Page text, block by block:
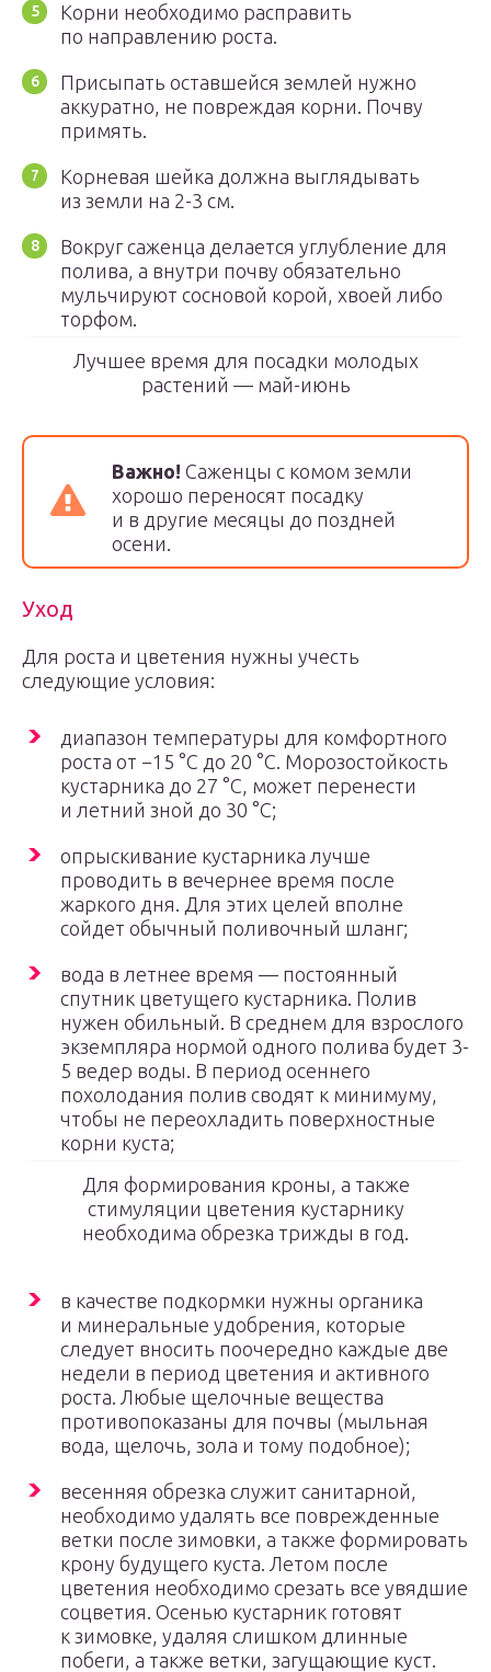
Корни необходимо расправить
по направлению роста.
Присыпать оставшейся землей нужно
аккуратно, не повреждая корни. Почву
примять.
Корневая шейка должна выглядывать
из земли на 2-3 см.
Вокруг саженца делается углубление для
полива, а внутри почву обязательно
мульчируют сосновой корой, хвоей либо
торфом.
Лучшее время для посадки молодых
растений — май-июнь
Важно! Саженцы с комом земли
хорошо переносят посадку
и в другие месяцы до поздней
осени.
Уход
Для роста и цветения нужны учесть
следующие условия:
диапазон температуры для комфортного
роста от −15 °С до 20 °С. Морозостойкость
кустарника до 27 °С, может перенести
и летний зной до 30 °С;
опрыскивание кустарника лучше
проводить в вечернее время после
жаркого дня. Для этих целей вполне
сойдет обычный поливочный шланг;
вода в летнее время — постоянный
спутник цветущего кустарника. Полив
нужен обильный. В среднем для взрослого
экземпляра нормой одного полива будет 3-
5 ведер воды. В период осеннего
похолодания полив сводят к минимуму,
чтобы не переохладить поверхностные
корни куста;
Для формирования кроны, а также
стимуляции цветения кустарнику
необходима обрезка трижды в год.
в качестве подкормки нужны органика
и минеральные удобрения, которые
следует вносить поочередно каждые две
недели в период цветения и активного
роста. Любые щелочные вещества
противопоказаны для почвы (мыльная
вода, щелочь, зола и тому подобное);
весенняя обрезка служит санитарной,
необходимо удалять все поврежденные
ветки после зимовки, а также формировать
крону будущего куста. Летом после
цветения необходимо срезать все увядшие
соцветия. Осенью кустарник готовят
к зимовке, удаляя слишком длинные
побеги, а также ветки, загущающие куст.